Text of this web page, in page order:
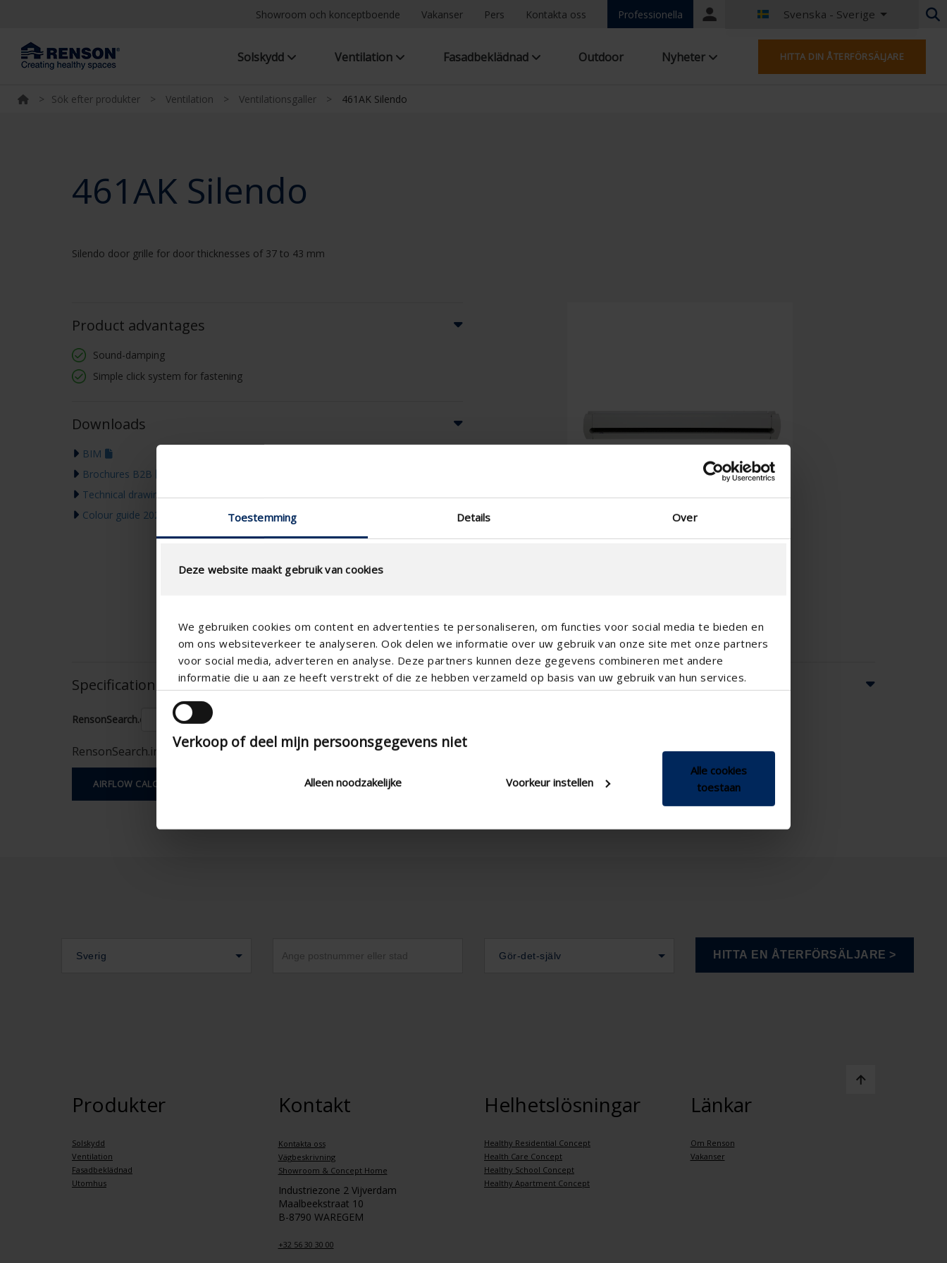
Toestemming Details Over
Deze website maakt gebruik van cookies
We gebruiken cookies om content en advertenties te personaliseren, om functies voor social media te bieden en
om ons websiteverkeer te analyseren. Ook delen we informatie over uw gebruik van onze site met onze partners
voor social media, adverteren en analyse. Deze partners kunnen deze gegevens combineren met andere
informatie die u aan ze heeft verstrekt of die ze hebben verzameld op basis van uw gebruik van hun services.
Verkoop of deel mijn persoonsgegevens niet
Alleen noodzakelijke Voorkeur instellen
Alle cookies
toestaan
Showroom och konceptboende Vakanser Pers Kontakta oss Professionella
Portal
Svenska - Sverige
Holländska - Belgien
Franska - Belgien
Holländska - Nederländerna
English - Canada
Middle East
Russian - Russia
Chinese - China
Solskydd Ventilation Fasadbeklädnad Outdoor Nyheter HITTA DIN ÅTERFÖRSÄLJARE
> Sök efter produkter > Ventilation > Ventilationsgaller > 461AK Silendo
461AK Silendo
Silendo door grille for door thicknesses of 37 to 43 mm
Product advantages
Sound-damping
Simple click system for fastening
Downloads
BIM
Brochures B2B
Technical drawing
Colour guide 2026
Specifications based on your calculation
RensonSearch.calculation.Gaastype
RensonSearch.info.DoeEenControle
AIRFLOW CALCULATION
Technical Specifications
Sverig Gör-det-själv
Produkter
Solskydd
Ventilation
Fasadbeklädnad
Utomhus
Kontakt
Kontakta oss
Vägbeskrivning
Showroom & Concept Home
Industriezone 2 Vijverdam
Maalbeekstraat 10
B-8790 WAREGEM
+32 56 30 30 00
Helhetslösningar
Healthy Residential Concept
Health Care Concept
Healthy School Concept
Healthy Apartment Concept
Länkar
Om Renson
Vakanser